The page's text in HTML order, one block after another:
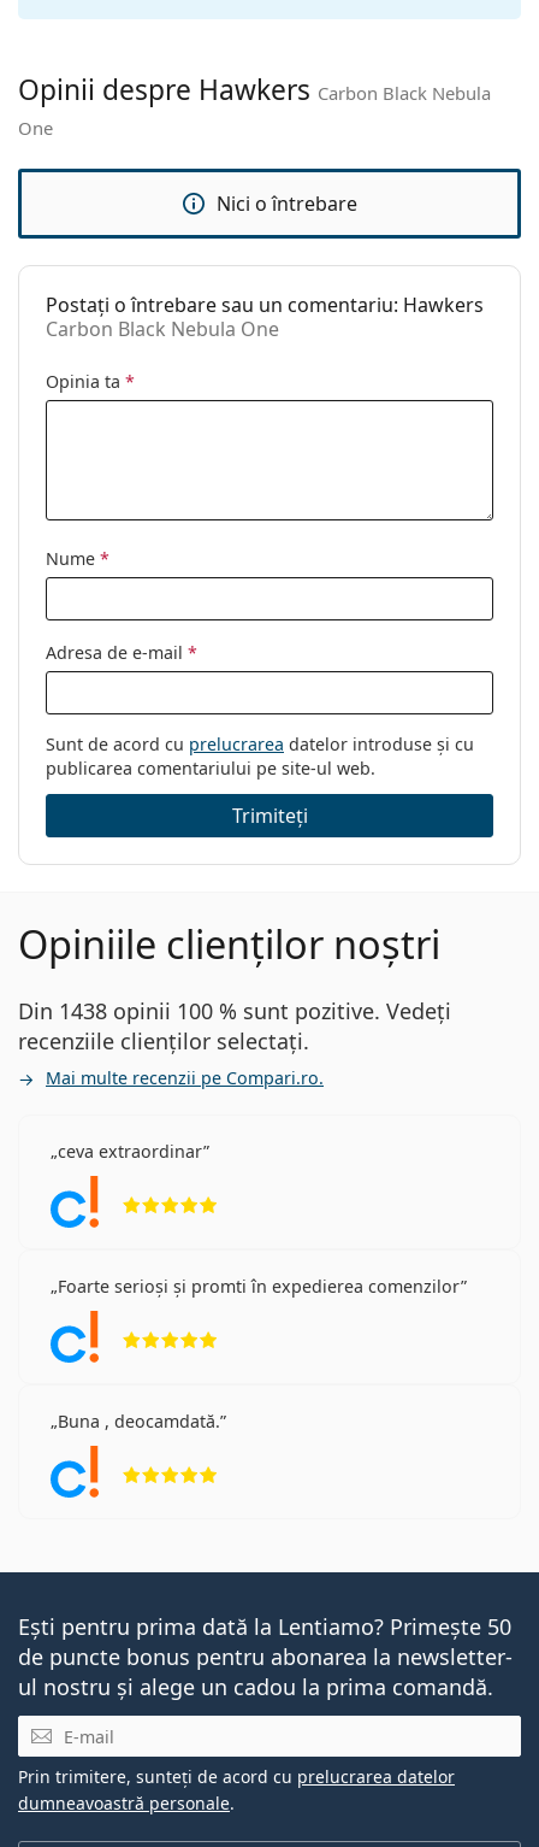
Altele
Sex:
Hawkers
Utilizare:
Modă
Opinii despre Hawkers Carbon Black Nebula
One
Nici o întrebare
Postați o întrebare sau un comentariu: Hawkers
Carbon Black Nebula One
Opinia ta *
Nume *
Adresa de e-mail *
Sunt de acord cu prelucrarea datelor introduse și cu
publicarea comentariului pe site-ul web.
Trimiteți
Opiniile clienților noștri
Din 1438 opinii 100 % sunt pozitive. Vedeți
recenziile clienților selectați.
Mai multe recenzii pe Compari.ro.
ceva extraordinar
Foarte serioși și promti în expedierea comenzilor
Buna , deocamdată.
Ești pentru prima dată la Lentiamo? Primește 50
de puncte bonus pentru abonarea la newsletter-
ul nostru și alege un cadou la prima comandă.
E-mail
Prin trimitere, sunteți de acord cu prelucrarea datelor
dumneavoastră personale.